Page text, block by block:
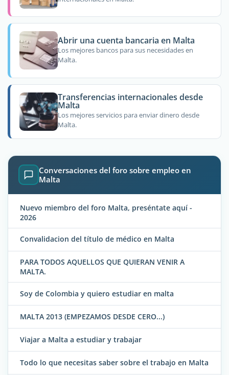
Abrir una cuenta bancaria en Malta
Los mejores bancos para sus necesidades en
Malta.
Transferencias internacionales desde
Malta
Los mejores servicios para enviar dinero desde
Malta.
Conversaciones del foro sobre empleo en
Malta
Nuevo miembro del foro Malta, preséntate aquí -
2026
Convalidacion del título de médico en Malta
PARA TODOS AQUELLOS QUE QUIERAN VENIR A
MALTA.
Soy de Colombia y quiero estudiar en malta
MALTA 2013 (EMPEZAMOS DESDE CERO...)
Viajar a Malta a estudiar y trabajar
Todo lo que necesitas saber sobre el trabajo en Malta